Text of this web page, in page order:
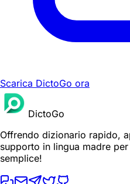
Scarica DictoGo ora
DictoGo
Offrendo dizionario rapido,
supporto in lingua madre
semplice!